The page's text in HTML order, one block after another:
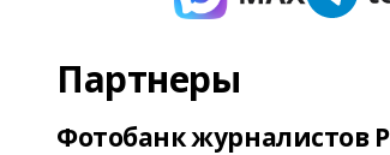
Партнеры
Фотобанк журналистов